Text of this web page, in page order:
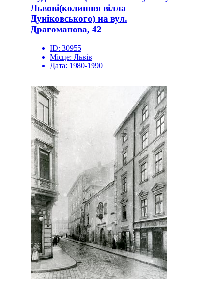
Львові(колишня вілла
Дуніковського) на вул.
Драгоманова, 42
ID: 30955
Місце: Львів
Дата: 1980-1990